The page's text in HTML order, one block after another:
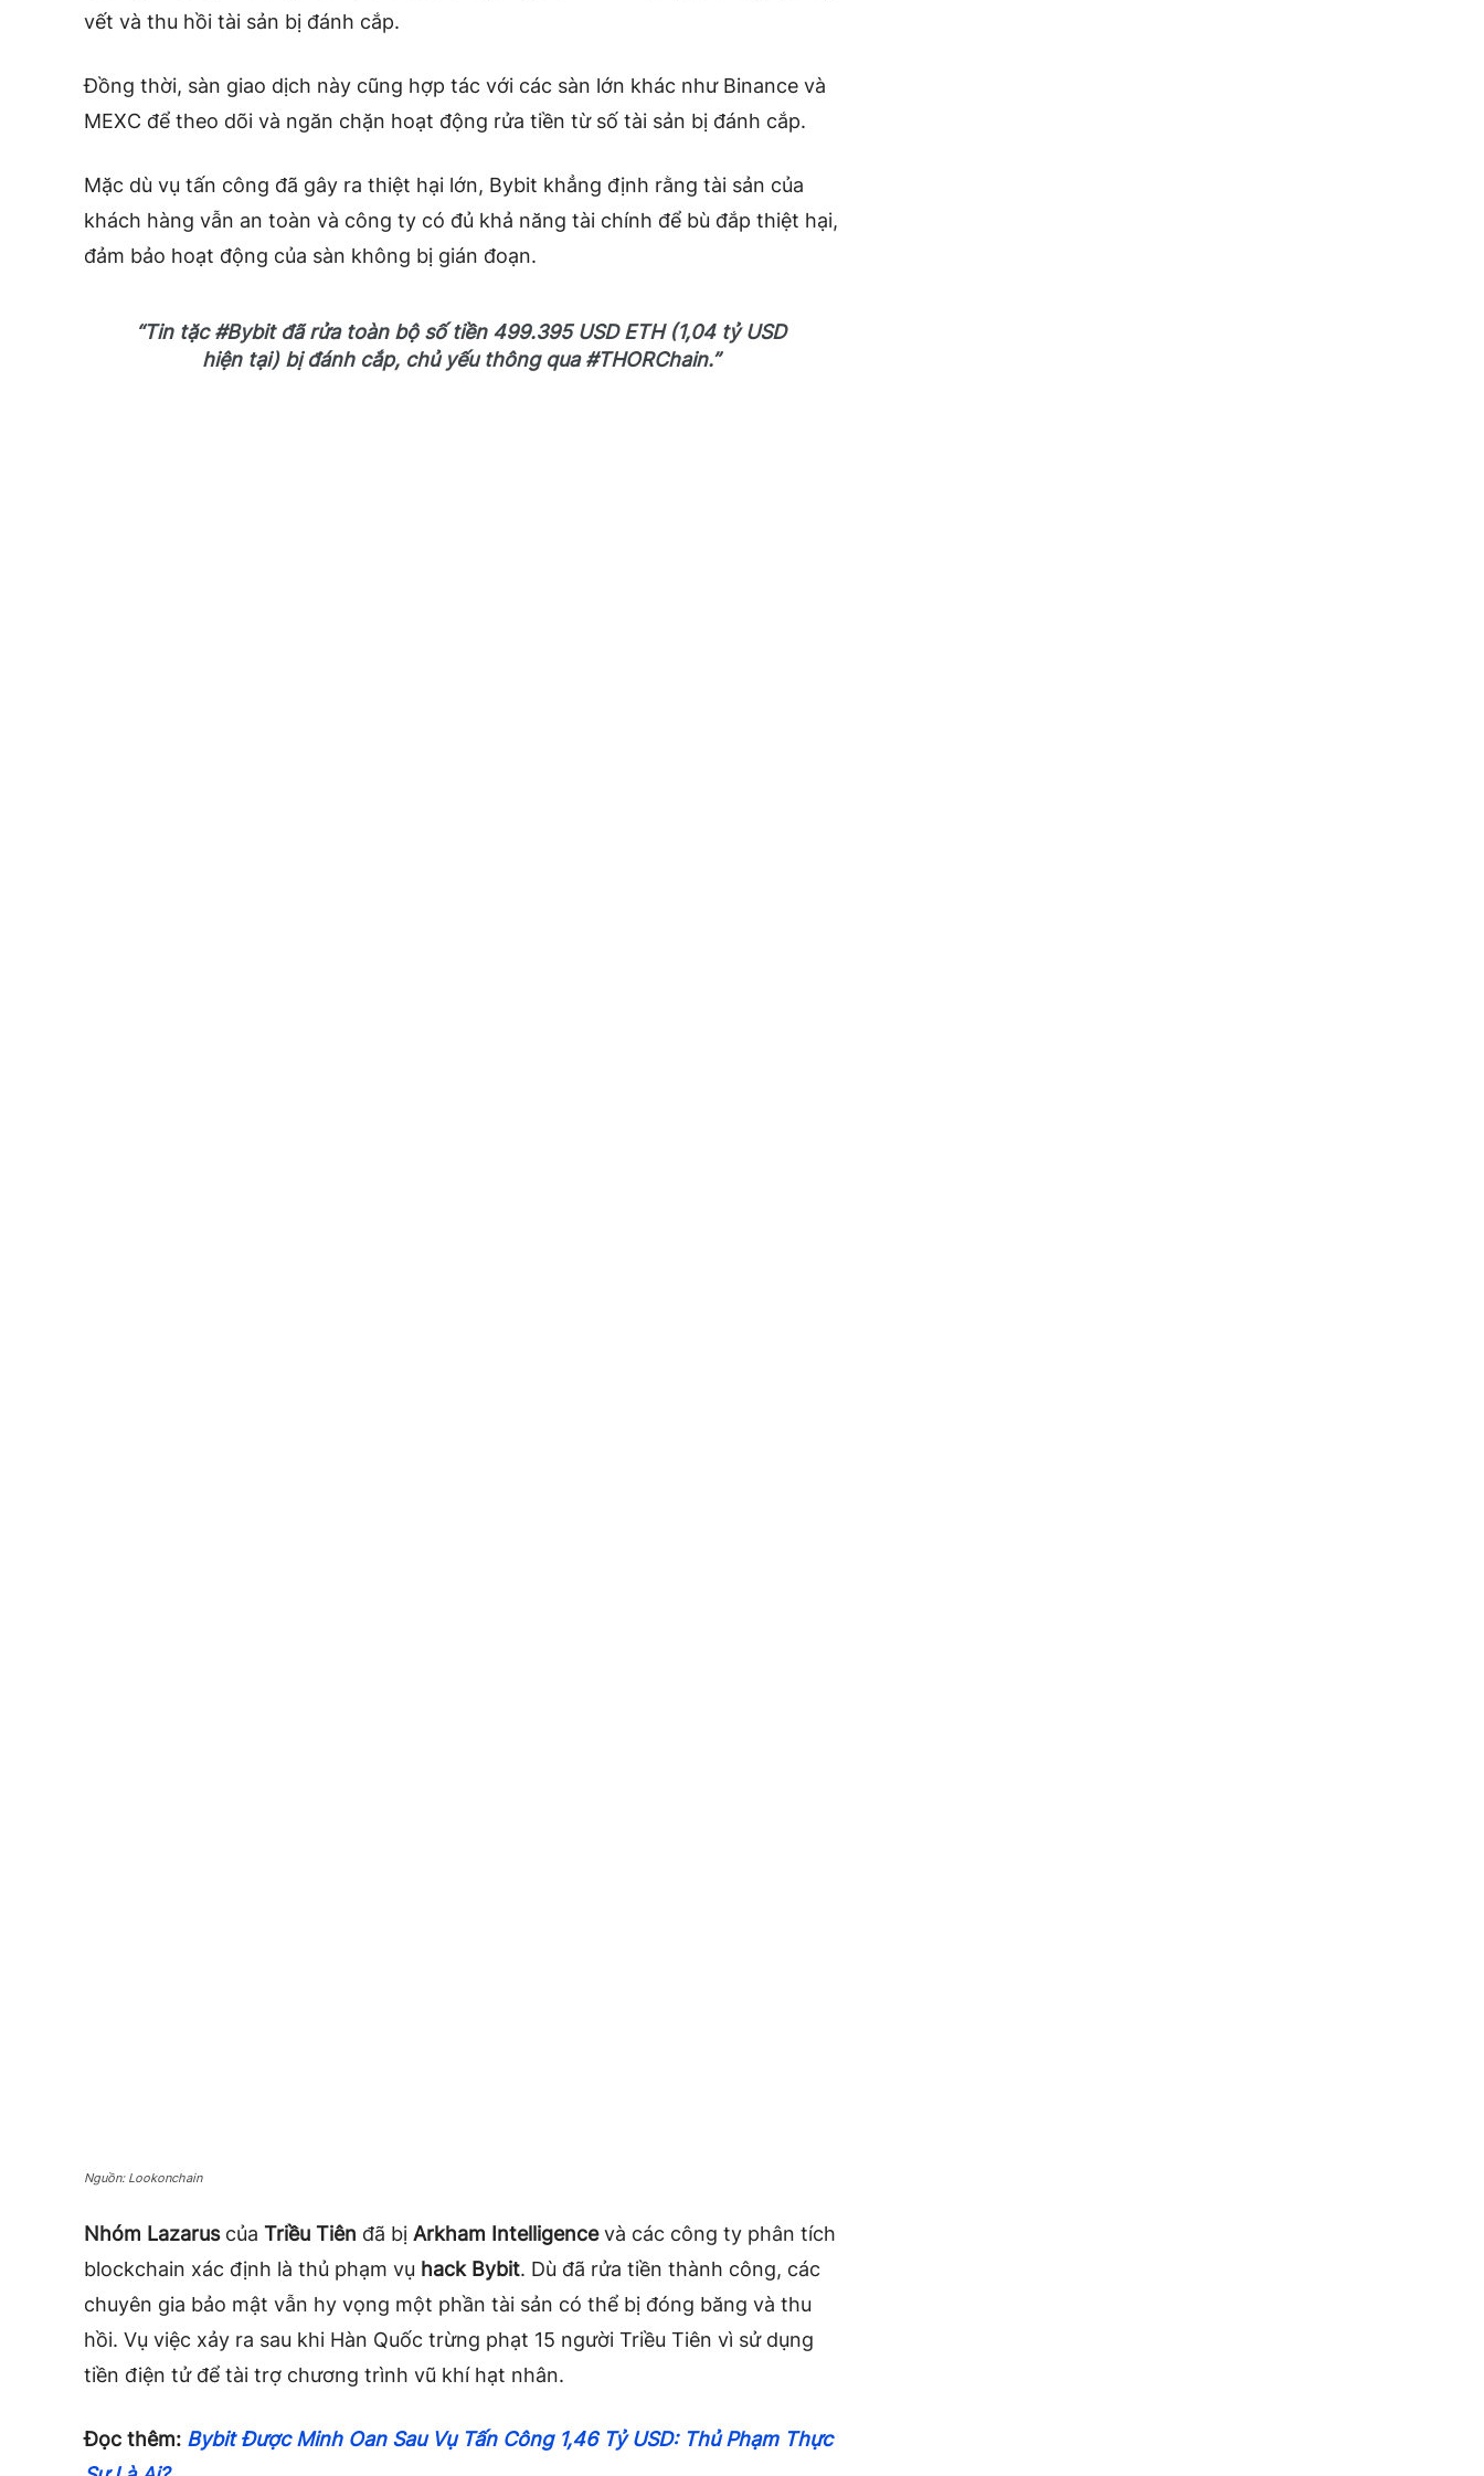
vết và thu hồi tài sản bị đánh cắp.
Đồng thời, sàn giao dịch này cũng hợp tác với các sàn lớn khác như Binance và
MEXC để theo dõi và ngăn chặn hoạt động rửa tiền từ số tài sản bị đánh cắp.
Mặc dù vụ tấn công đã gây ra thiệt hại lớn, Bybit khẳng định rằng tài sản của
khách hàng vẫn an toàn và công ty có đủ khả năng tài chính để bù đắp thiệt hại,
đảm bảo hoạt động của sàn không bị gián đoạn.
“Tin tặc #Bybit đã rửa toàn bộ số tiền 499.395 USD ETH (1,04 tỷ USD
hiện tại) bị đánh cắp, chủ yếu thông qua #THORChain.”
Nguồn: Lookonchain
Nhóm Lazaruscủa Triều Tiên đã bị Arkham Intelligencevà các công ty phân tích
blockchain xác định là thủ phạm vụ hack Bybit. Dù đã rửa tiền thành công, các
chuyên gia bảo mật vẫn hy vọng một phần tài sản có thể bị đóng băng và thu
hồi. Vụ việc xảy ra sau khi Hàn Quốc trừng phạt 15 người Triều Tiên vì sử dụng
tiền điện tử để tài trợ chương trình vũ khí hạt nhân.
Đọc thêm: Bybit Được Minh Oan Sau Vụ Tấn Công 1,46 Tỷ USD: Thủ Phạm Thực